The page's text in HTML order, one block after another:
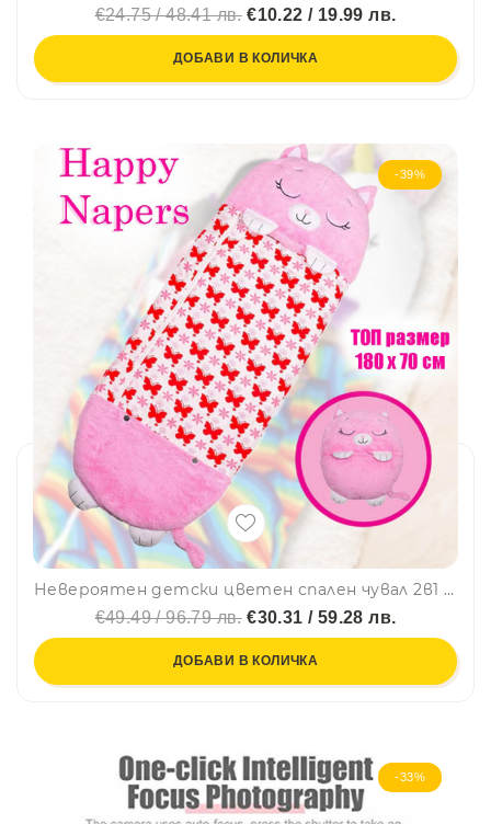
€24.75 / 48.41 лв.€10.22 / 19.99 лв.
ДОБАВИ В КОЛИЧКА
-39%
Невероятен детски цветен спален чувал 2в1 Happy Napers - Котенцето Абби, BF22
€49.49 / 96.79 лв.€30.31 / 59.28 лв.
ДОБАВИ В КОЛИЧКА
-33%